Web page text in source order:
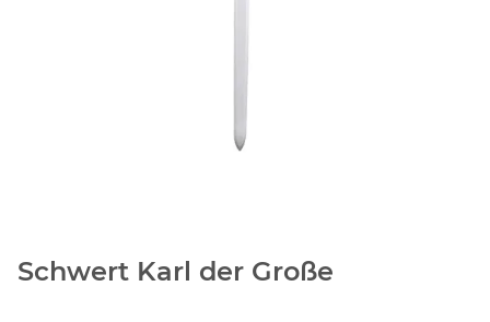
Schwert Karl der Große